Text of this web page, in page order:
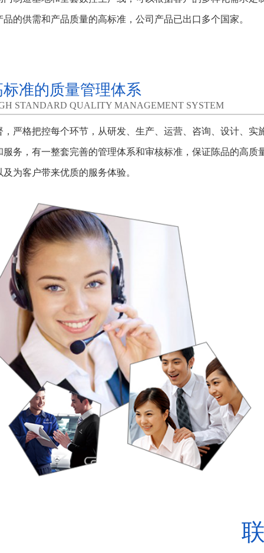
的供需和产品质量的高标准，公司产品已出口多个国家。
标准的质量管理体系
STANDARD QUALITY MANAGEMENT SYSTEM
，严格把控每个环节，从研发、生产、运营、咨询、设计、实
服务，有一整套完善的管理体系和审核标准，保证陈品的高质
为客户带来优质的服务体验。